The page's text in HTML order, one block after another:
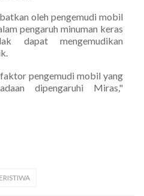
oleh pengemudi mobil
pengaruh minuman keras
dapat mengemudikan
pengemudi mobil yang
dipengaruhi Miras,"